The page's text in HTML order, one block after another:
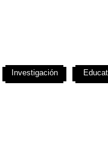
Investigación